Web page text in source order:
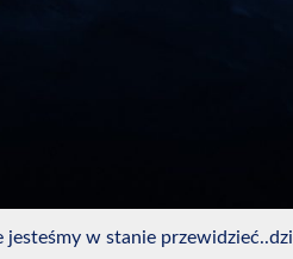
w stanie